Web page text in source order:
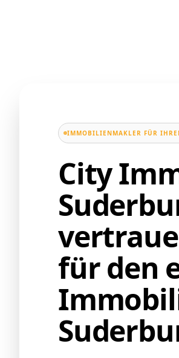
IMMOBILIENMAKLER FÜR
City
für den